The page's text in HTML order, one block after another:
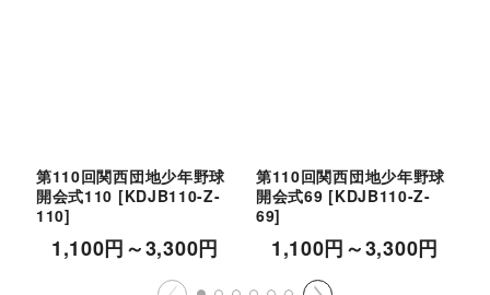
第110回関西団地少年野球
開会式110 [KDJB110-Z-
110]
1,100円～3,300円
第110回関西団地少年野球
開会式69 [KDJB110-Z-
69]
1,100円～3,300円